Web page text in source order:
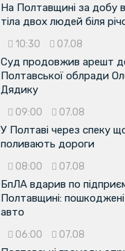
На Полтавщині за добу
тіла двох людей біля
10:30 07.08
Суд продовжив арешт
Полтавської облради
Дядику
09:00 07.08
У Полтаві через спеку
поливають дороги
08:00 07.08
БпЛА вдарив по
Полтавщині: пошкоджені
авто
06:00 07.08